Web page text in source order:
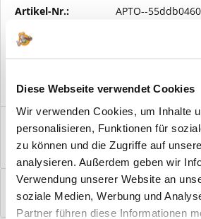
Diese Webseite verwendet Cookies
Wir verwenden Cookies, um Inhalte
personalisieren, Funktionen für
zu können und die Zugriffe auf
analysieren. Außerdem geben wir
Verwendung unserer Website an
soziale Medien, Werbung und
Partner führen diese Informationen
Artikel-Nr.: APTO--
Vorteile
Windfangelemente online am
einbaufertig bestellen. In wenigen...
Bewertungen
0
Bewertungen lesen, schreiben und